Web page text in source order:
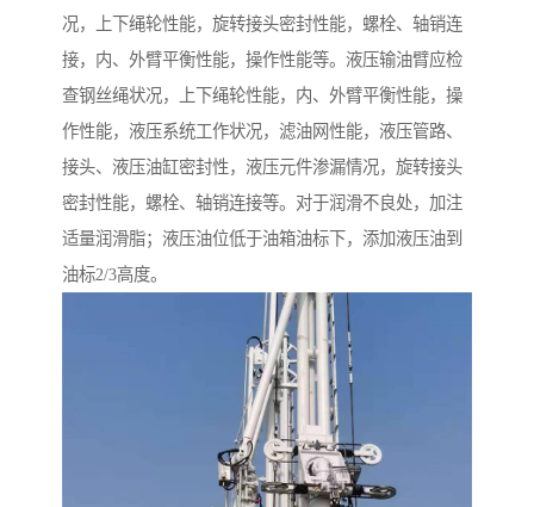
况，上下绳轮性能，旋转接头密封性能，螺栓、轴销连
接，内、外臂平衡性能，操作性能等。液压输油臂应检
查钢丝绳状况，上下绳轮性能，内、外臂平衡性能，操
作性能，液压系统工作状况，滤油网性能，液压管路、
接头、液压油缸密封性，液压元件渗漏情况，旋转接头
密封性能，螺栓、轴销连接等。对于润滑不良处，加注
适量润滑脂；液压油位低于油箱油标下，添加液压油到
油标2/3高度。